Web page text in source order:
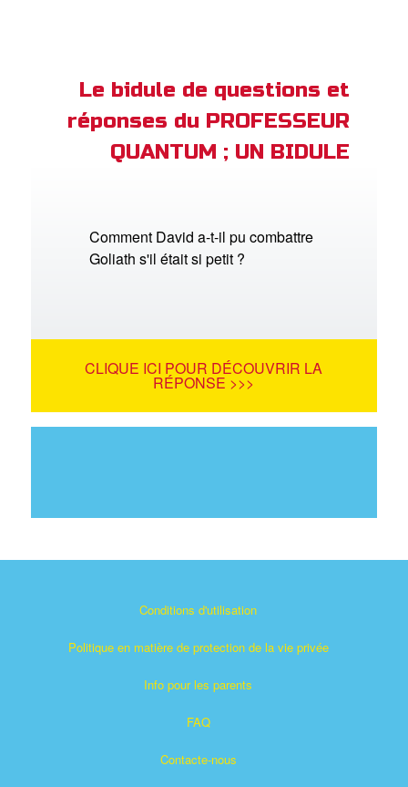
Le bidule de questions et
réponses du PROFESSEUR
QUANTUM ; UN BIDULE
Comment David a-t-il pu combattre
Goliath s'il était si petit ?
CLIQUE ICI POUR DÉCOUVRIR LA
RÉPONSE >>>
Conditions d'utilisation
Politique en matière de protection de la vie privée
Info pour les parents
FAQ
Contacte-nous